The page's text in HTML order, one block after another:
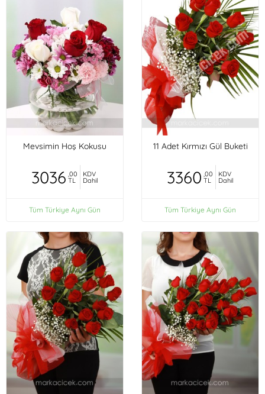
Mevsimin Hoş Kokusu
3036 ,00
TL
KDV
Dahil
Tüm Türkiye Aynı Gün
11 Adet Kırmızı Gül Buketi
3360 ,00
TL
KDV
Dahil
Tüm Türkiye Aynı Gün